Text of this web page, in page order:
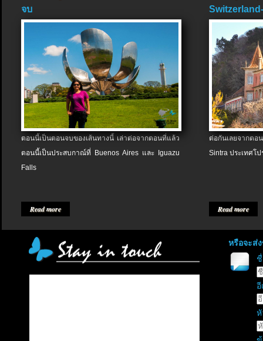
จบ
ตอนนี้เป็นตอนจบของเส้นทางนี้ เล่าต่อจากตอนที่แล้ว
ตอนนี้เป็นประสบกาณ์ที่ Buenos Aires และ Iguazu
Falls
Read more
ต่อกันเลยจากต
Sintra ประเทศโป
Read more
หรือจะส่
อี
หั